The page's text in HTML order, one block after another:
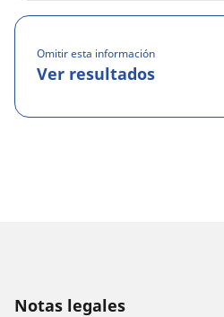
Omitir esta información
Ver resultados
Notas legales